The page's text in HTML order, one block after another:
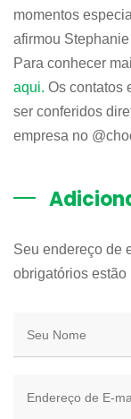
momentos
afirmou
Para conhecer
aqui. Os contatos
ser conferidos
empresa no
Seu endereço de
obrigatórios estão